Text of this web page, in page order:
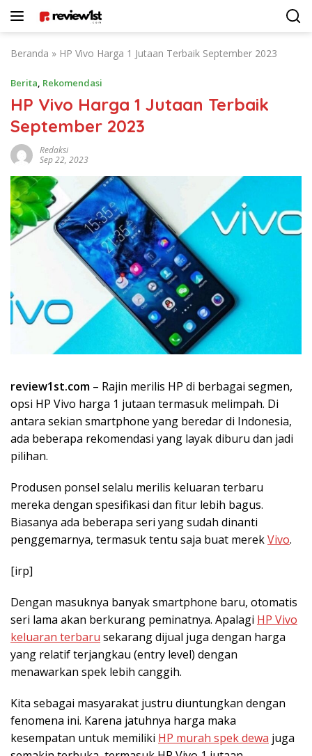
Beranda » HP Vivo Harga 1 Jutaan Terbaik September 2023
Berita, Rekomendasi
HP Vivo Harga 1 Jutaan Terbaik
September 2023
Redaksi
Sep 22, 2023
review1st.com – Rajin merilis HP di berbagai segmen,
opsi HP Vivo harga 1 jutaan termasuk melimpah. Di
antara sekian smartphone yang beredar di Indonesia,
ada beberapa rekomendasi yang layak diburu dan jadi
pilihan.
Produsen ponsel selalu merilis keluaran terbaru
mereka dengan spesifikasi dan fitur lebih bagus.
Biasanya ada beberapa seri yang sudah dinanti
penggemarnya, termasuk tentu saja buat merekVivo.
[irp]
Dengan masuknya banyak smartphone baru, otomatis
seri lama akan berkurang peminatnya. Apalagi HP Vivo
keluaran terbaru sekarang dijual juga dengan harga
yang relatif terjangkau (entry level) dengan
menawarkan spek lebih canggih.
Kita sebagai masyarakat justru diuntungkan dengan
fenomena ini. Karena jatuhnya harga maka
kesempatan untuk memiliki HP murah spek dewa juga